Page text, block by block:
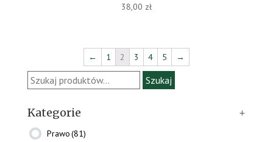
38,00 zł
← 1 2 3 4 5
→
Szukaj:
Szukaj
Kategorie +
Prawo(81)